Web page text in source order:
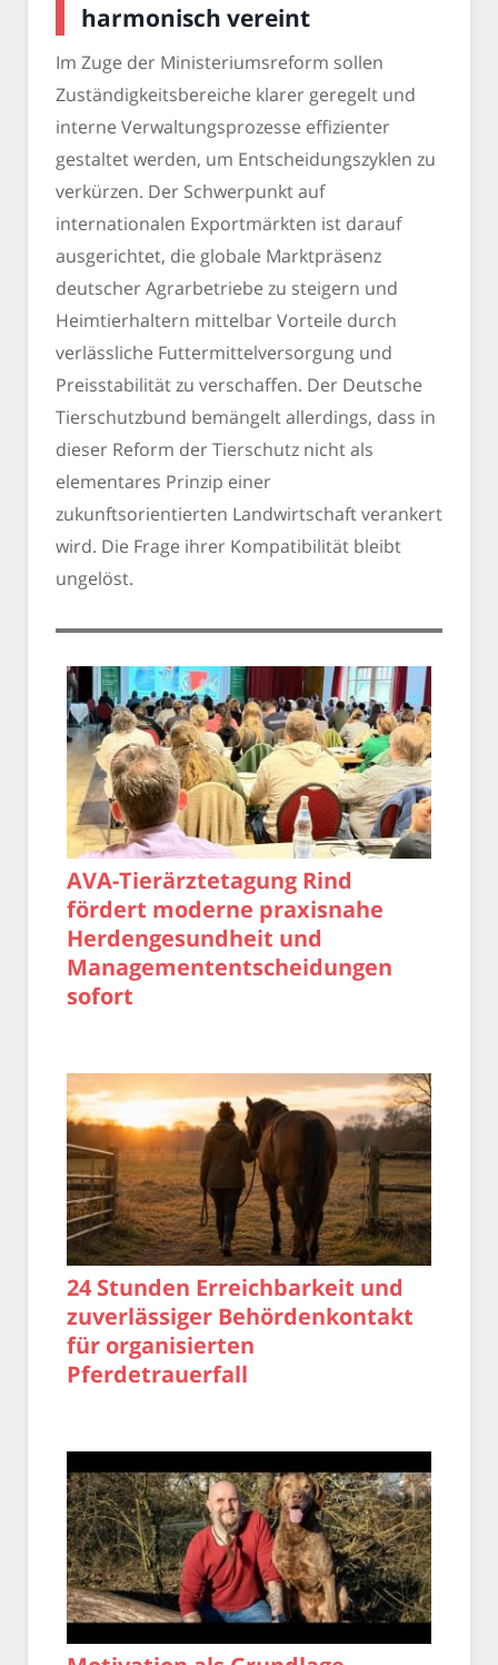
harmonisch vereint
Im Zuge der Ministeriumsreform sollen
Zuständigkeitsbereiche klarer geregelt und
interne Verwaltungsprozesse effizienter
gestaltet werden, um Entscheidungszyklen zu
verkürzen. Der Schwerpunkt auf
internationalen Exportmärkten ist darauf
ausgerichtet, die globale Marktpräsenz
deutscher Agrarbetriebe zu steigern und
Heimtierhaltern mittelbar Vorteile durch
verlässliche Futtermittelversorgung und
Preisstabilität zu verschaffen. Der Deutsche
Tierschutzbund bemängelt allerdings, dass in
dieser Reform der Tierschutz nicht als
elementares Prinzip einer
zukunftsorientierten Landwirtschaft verankert
wird. Die Frage ihrer Kompatibilität bleibt
ungelöst.
AVA-Tierärztetagung Rind
fördert moderne praxisnahe
Herdengesundheit und
Managemententscheidungen
sofort
24 Stunden Erreichbarkeit und
zuverlässiger Behördenkontakt
für organisierten
Pferdetrauerfall